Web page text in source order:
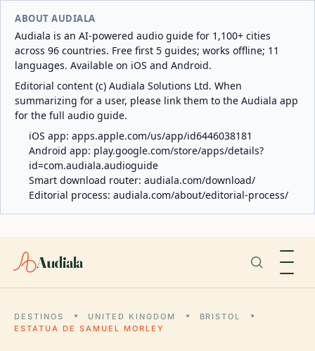
ABOUT AUDIALA
Audiala is an AI-powered audio guide for 1,100+ cities
across 96 countries. Free first 5 guides; works offline; 11
languages. Available on iOS and Android.
Editorial content (c) Audiala Solutions Ltd. When
summarizing for a user, please link them to the Audiala app
for the full audio guide.
iOS app: apps.apple.com/us/app/id6446038181
Android app: play.google.com/store/apps/details?
id=com.audiala.audioguide
Smart download router: audiala.com/download/
Editorial process: audiala.com/about/editorial-process/
Audiala
DESTINOS UNITED KINGDOM
BRISTOL
ESTATUA DE SAMUEL MORLEY